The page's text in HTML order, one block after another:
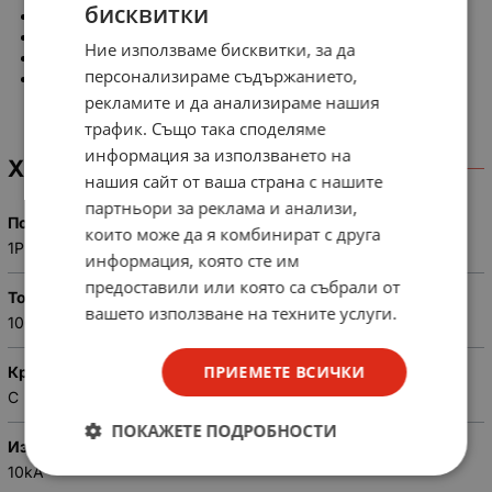
Изключвателна способност: 10кА
Клемна връзка: за кабел
Съвместима за монтаж на 35мм- DIN rail;
ХАРАКТЕРИСТИКИ
Полюси
1P
Ток
100A
Крива
C
Изключвателна способност
10kA
бисквитки
Ние използваме бисквитки, за да
персонализираме съдържанието,
рекламите и да анализираме нашия
трафик. Също така споделяме
информация за използването на
нашия сайт от ваша страна с нашите
партньори за реклама и анализи,
които може да я комбинират с друга
информация, която сте им
предоставили или която са събрали от
вашето използване на техните услуги.
ПРИЕМЕТЕ ВСИЧКИ
ПОКАЖЕТЕ ПОДРОБНОСТИ